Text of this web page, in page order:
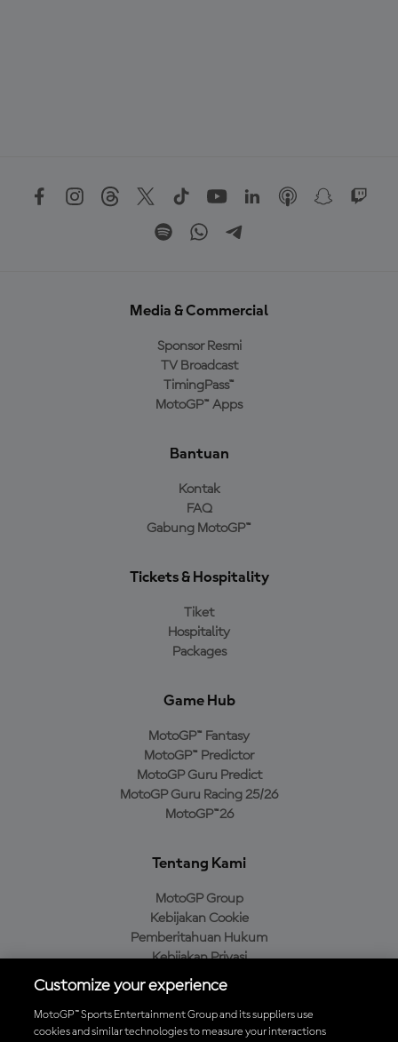
Media & Commercial
Sponsor Resmi
TV Broadcast
TimingPass™
MotoGP™ Apps
Bantuan
Kontak
FAQ
Gabung MotoGP™
Tickets & Hospitality
Tiket
Hospitality
Packages
Game Hub
MotoGP™ Fantasy
MotoGP™ Predictor
MotoGP Guru Predict
MotoGP Guru Racing 25/26
MotoGP™26
Tentang Kami
MotoGP Group
Kebijakan Cookie
Pemberitahuan Hukum
Kebijakan Privasi
Kebijakan Pembelian
Customize your experience
MotoGP™ Sports Entertainment Group and its suppliers use
cookies and similar technologies to measure your interactions